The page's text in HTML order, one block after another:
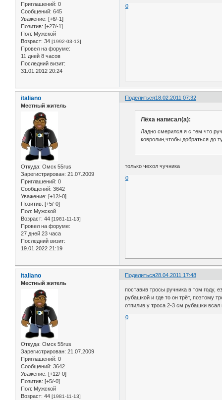
Приглашений: 0
Сообщений: 645
Уважение: [+6/-1]
Позитив: [+27/-1]
Пол: Мужской
Возраст: 34 [1992-03-13]
Провел на форуме:
11 дней 8 часов
Последний визит:
31.01.2012 20:24
0
Поделиться18.02.2011 07:32
italiano
Местный житель
Откуда: Омск 55rus
Зарегистрирован: 21.07.2009
Приглашений: 0
Сообщений: 3642
Уважение: [+12/-0]
Позитив: [+5/-0]
Пол: Мужской
Возраст: 44 [1981-11-13]
Провел на форуме:
27 дней 23 часа
Последний визит:
19.01.2022 21:19
Лёха написал(а):
Ладно смерился я с тем что
ковролин,чтобы добраться до
только чехол чучника
0
Поделиться28.04.2011 17:48
italiano
Местный житель
Откуда: Омск 55rus
Зарегистрирован: 21.07.2009
Приглашений: 0
Сообщений: 3642
Уважение: [+12/-0]
Позитив: [+5/-0]
Пол: Мужской
Возраст: 44 [1981-11-13]
поставив тросы ручника в том году,
рубашкой и где то он трёт, поэтому
отпилив у троса 2-3 см рубашки всал
0